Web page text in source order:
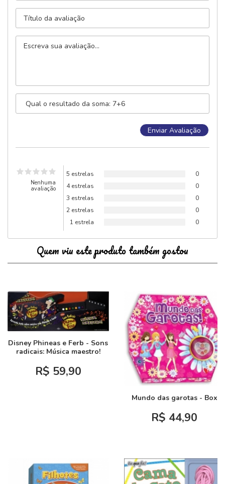
Nenhuma
avaliação
5 estrelas
0
4 estrelas
0
3 estrelas
0
2 estrelas
0
1 estrela
0
Quem viu este produto também gostou
Disney Phineas e Ferb - Sons
radicais: Música maestro!
R$ 59,90
Mundo das garotas - Box
R$ 44,90